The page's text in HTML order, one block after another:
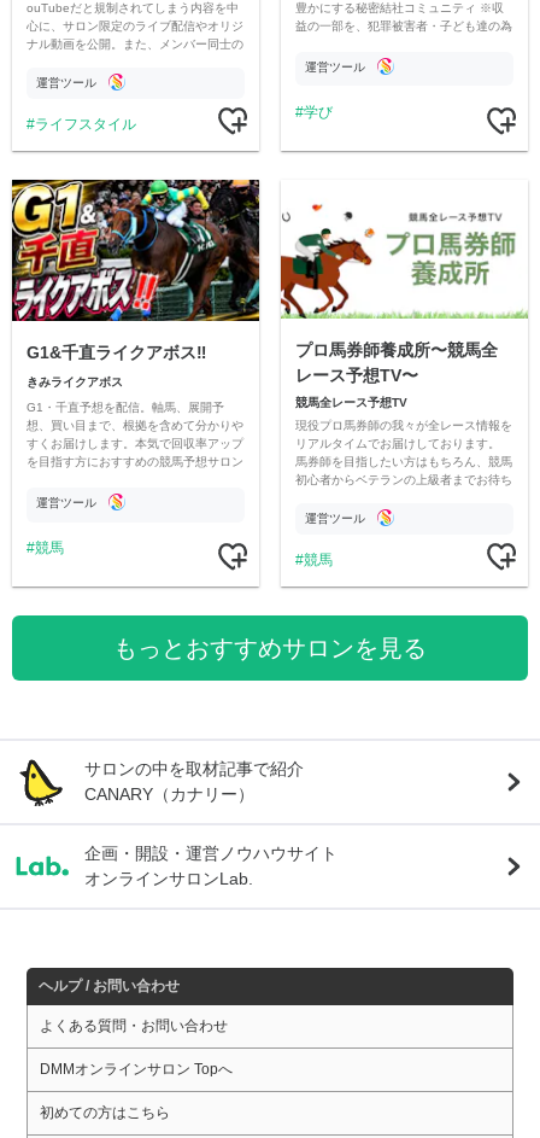
ouTubeだと規制されてしまう内容を中
心に、サロン限定のライブ配信やオリジ
ナル動画を公開。また、メンバー同士の
ただいています。
運営ツール
ライフスタイル
豊かにする秘密結社コミュニティ ※収
益の一部を、犯罪被害者・子ども達の為
す運営ツール
学び
G1&千直ライクアボス‼️
きみライクアボス
G1・千直予想を配信。軸馬、展開予
想、買い目まで、根拠を含めて分かりや
すくお届けします。本気で回収率アップ
を目指す方におすすめの競馬予想サロン
運営ツール
競馬
プロ馬券師養成所〜競馬全
レース予想TV〜
競馬全レース予想TV
現役プロ馬券師の我々が全レース情報を
リアルタイムでお届けしております。
馬券師を目指したい方はもちろん、競馬
初心者からベテランの上級者までお待ち
運営ツール
競馬
もっとおすすめサロンを見る
サロンの中を取材記事で紹介
CANARY（カナリー）
企画・開設・運営ノウハウサイト
オンラインサロンLab.
ヘルプ / お問い合わせ
よくある質問・お問い合わせ
DMMオンラインサロン Topへ
初めての方はこちら